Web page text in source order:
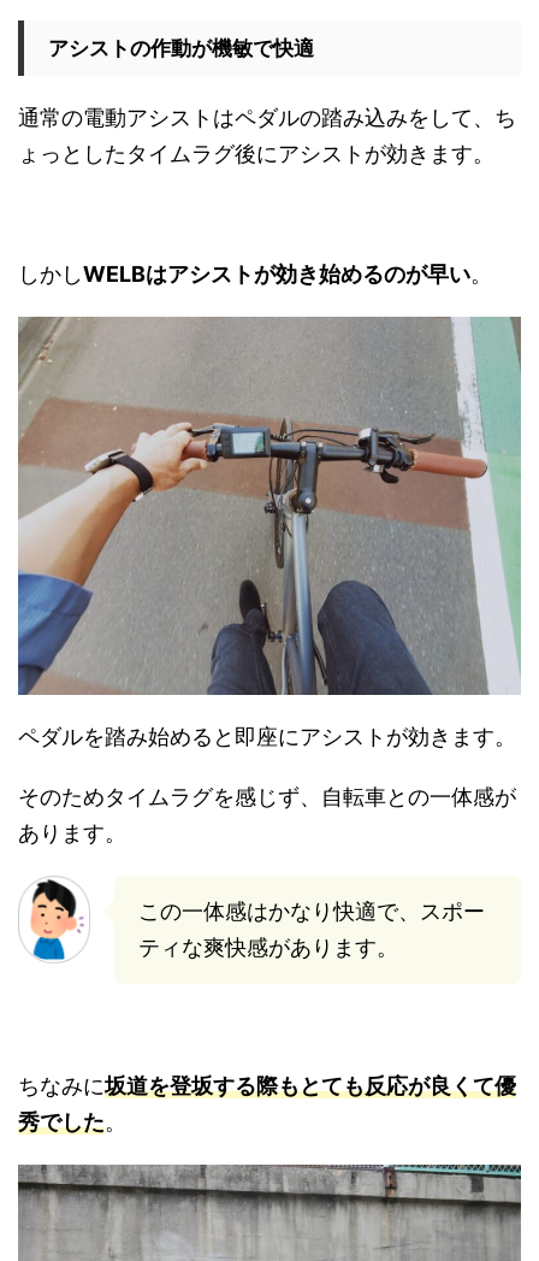
アシストの作動が機敏で快適
通常の電動アシストはペダルの踏み込みをして、ち
ょっとしたタイムラグ後にアシストが効きます。
しかしWELBはアシストが効き始めるのが早い。
ペダルを踏み始めると即座にアシストが効きます。
そのためタイムラグを感じず、自転車との一体感が
あります。
この一体感はかなり快適で、スポー
ティな爽快感があります。
ちなみに坂道を登坂する際もとても反応が良くて優
秀でした。